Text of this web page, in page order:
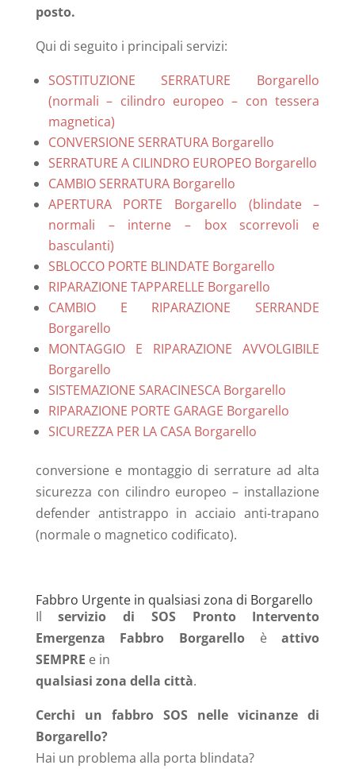
posto.
Qui di seguito i principali servizi:
SOSTITUZIONE SERRATURE Borgarello
(normali – cilindro europeo – con tessera
magnetica)
CONVERSIONE SERRATURA Borgarello
SERRATURE A CILINDRO EUROPEO Borgarello
CAMBIO SERRATURA Borgarello
APERTURA PORTE Borgarello (blindate –
normali – interne – box scorrevoli e
basculanti)
SBLOCCO PORTE BLINDATE Borgarello
RIPARAZIONE TAPPARELLE Borgarello
CAMBIO E RIPARAZIONE SERRANDE
Borgarello
MONTAGGIO E RIPARAZIONE AVVOLGIBILE
Borgarello
SISTEMAZIONE SARACINESCA Borgarello
RIPARAZIONE PORTE GARAGE Borgarello
SICUREZZA PER LA CASA Borgarello
conversione e montaggio di serrature ad alta
sicurezza con cilindro europeo – installazione
defender antistrappo in acciaio anti-trapano
(normale o magnetico codificato).
Fabbro Urgente in qualsiasi zona di Borgarello
Ilservizio di SOS Pronto Intervento
Emergenza Fabbro Borgarello èattivo
SEMPRE e in
qualsiasi zona della città.
Cerchi un fabbro SOS nelle vicinanze di
Borgarello?
Hai un problema alla porta blindata?